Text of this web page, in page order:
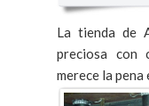
La tienda de
preciosa con
merece la